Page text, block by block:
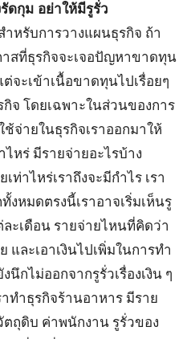
ดกุม อย่าให้มีรูรั่ว
ำหรับการวางแผนธุรกิจ ถ้า
าสที่ธุรกิจจะเจอปัญหาขาดทุน
จะเข้าเนื้อขาดทุนไปเรื่อยๆ
จ โดยเฉพาะในส่วนของการ
ช้จ่ายในธุรกิจเราออกมาให้
ไหร่ มีรายจ่ายอะไรบ้าง
าไหร่เราถึงจะมีกำไร เรา
งหมดตรงนี้เราอาจเริ่มเห็นรู
ละเดือน รายจ่ายไหนที่คิดว่า
และเอาเงินไปเพิ่มในการทำ
นึกไม่ออกจากรูรั่วเรื่องเงิน ๆ
าทำธุรกิจร้านอาหาร มีราย
ถุดิบ ค่าพนักงาน รูรั่วของ